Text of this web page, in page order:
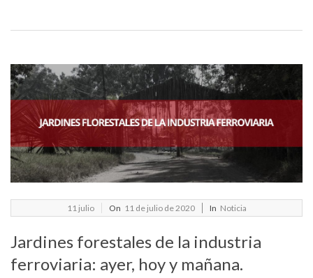
11
11 julio On 11 de julio de 2020 In Noticia
Jardines forestales de la industria
ferroviaria: ayer, hoy y mañana.